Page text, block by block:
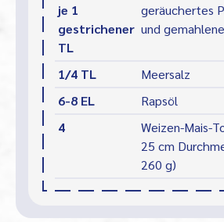
je 1
gestrichener
TL
geräuchertes
und
1/4 TL
Meersalz
6-8 EL
Rapsöl
4
Weizen-Mais-
25 cm
260 g)